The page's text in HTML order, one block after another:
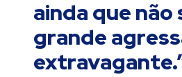
ainda que não
grande